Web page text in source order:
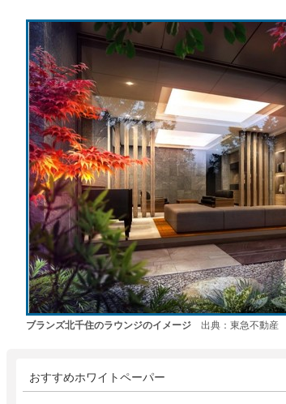
ブランズ北千住のラウンジのイメージ出典：東急不動産
おすすめホワイトペーパー